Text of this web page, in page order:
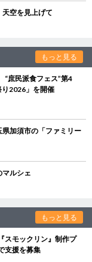
天空を見上げて
もっと見る
庶民派食フェス”第4
2026」を開催
加須市の「ファミリー
ルシェ
もっと見る
スモックリン』制作プ
支援を募集